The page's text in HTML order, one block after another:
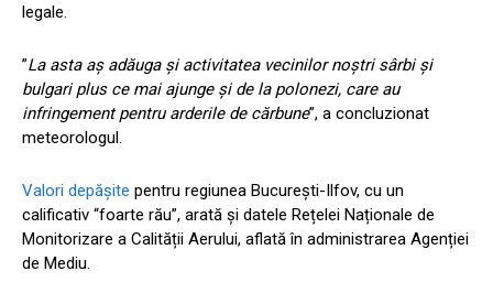
legale.
”La asta aș adăuga și activitatea vecinilor noștri sârbi și
bulgari plus ce mai ajunge și de la polonezi, care au
infringement pentru arderile de cărbune”, a concluzionat
meteorologul.
Valori depășite pentru regiunea București-Ilfov, cu un
calificativ “foarte rău”, arată și datele Rețelei Naționale de
Monitorizare a Calității Aerului, aflată în administrarea Agenției
de Mediu.